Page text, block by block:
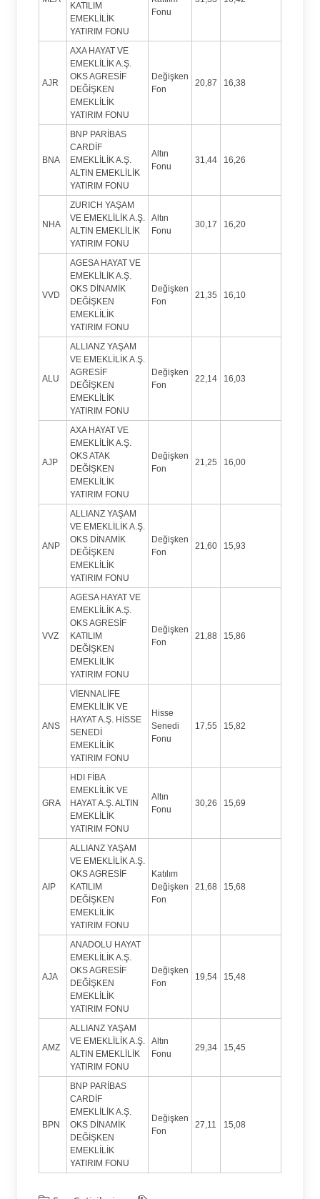
KATILIM
EMEKLİLİK
YATIRIM FONU
Fonu
AJR
AXA HAYAT VE
EMEKLİLİK A.Ş.
OKS AGRESİF
DEĞİŞKEN
EMEKLİLİK
YATIRIM FONU
Değişken
Fon
20,87 16,38
BNA
BNP PARİBAS
CARDİF
EMEKLİLİK A.Ş.
ALTIN EMEKLİLİK
YATIRIM FONU
Altın
Fonu
31,44 16,26
NHA
ZURICH YAŞAM
VE EMEKLİLİK A.Ş.
ALTIN EMEKLİLİK
YATIRIM FONU
Altın
Fonu
30,17 16,20
VVD
AGESA HAYAT VE
EMEKLİLİK A.Ş.
OKS DİNAMİK
DEĞİŞKEN
EMEKLİLİK
YATIRIM FONU
Değişken
Fon
21,35 16,10
ALU
ALLIANZ YAŞAM
VE EMEKLİLİK A.Ş.
AGRESİF
DEĞİŞKEN
EMEKLİLİK
YATIRIM FONU
Değişken
Fon
22,14 16,03
AJP
AXA HAYAT VE
EMEKLİLİK A.Ş.
OKS ATAK
DEĞİŞKEN
EMEKLİLİK
YATIRIM FONU
Değişken
Fon
21,25 16,00
ANP
ALLIANZ YAŞAM
VE EMEKLİLİK A.Ş.
OKS DİNAMİK
DEĞİŞKEN
EMEKLİLİK
YATIRIM FONU
Değişken
Fon
21,60 15,93
VVZ
AGESA HAYAT VE
EMEKLİLİK A.Ş.
OKS AGRESİF
KATILIM
DEĞİŞKEN
EMEKLİLİK
YATIRIM FONU
Değişken
Fon
21,88 15,86
ANS
VİENNALİFE
EMEKLİLİK VE
HAYAT A.Ş. HİSSE
SENEDİ
EMEKLİLİK
YATIRIM FONU
Hisse
Senedi
Fonu
17,55 15,82
GRA
HDI FİBA
EMEKLİLİK VE
HAYAT A.Ş. ALTIN
EMEKLİLİK
YATIRIM FONU
Altın
Fonu
30,26 15,69
AIP
ALLIANZ YAŞAM
VE EMEKLİLİK A.Ş.
OKS AGRESİF
KATILIM
DEĞİŞKEN
EMEKLİLİK
YATIRIM FONU
Katılım
Değişken
Fon
21,68 15,68
AJA
ANADOLU HAYAT
EMEKLİLİK A.Ş.
OKS AGRESİF
DEĞİŞKEN
EMEKLİLİK
YATIRIM FONU
Değişken
Fon
19,54 15,48
AMZ
ALLIANZ YAŞAM
VE EMEKLİLİK A.Ş.
ALTIN EMEKLİLİK
YATIRIM FONU
Altın
Fonu
29,34 15,45
BPN
BNP PARİBAS
CARDİF
EMEKLİLİK A.Ş.
OKS DİNAMİK
DEĞİŞKEN
EMEKLİLİK
YATIRIM FONU
Değişken
Fon
27,11 15,08